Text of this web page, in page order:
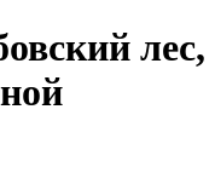
лес,